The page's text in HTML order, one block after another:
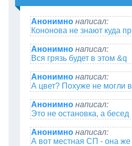
Анонимно написал:
Кононова не знают куда пр
Анонимно написал:
Вся грязь будет в этом &q
Анонимно написал:
А цвет? Похуже не могли в
Анонимно написал:
Это не остановка, а бесед
Анонимно написал:
А вот местная СП - она же